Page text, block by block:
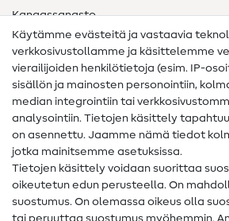
Kangassanasto
Ompelusanasto
Ompeluohjeet
Apua ja yhteystiedot
Yhteystiedot
Tietoa omistajanvaihdoksesta
FAQ
Käytämme evästeitä ja vastaavia
verkkosivustollamme ja käsittelemme
vierailijoiden henkilötietoja (esim. IP-
sisällön ja mainosten personointiin,
median integrointiin tai
analysointiin. Tietojen käsittely
on asennettu. Jaamme nämä tiedot
jotka mainitsemme asetuksissa.
Tietojen käsittely voidaan suorittaa
oikeutetun edun perusteella. On
suostumus. On olemassa oikeus olla
tai peruuttaa suostumus myöhemmin.